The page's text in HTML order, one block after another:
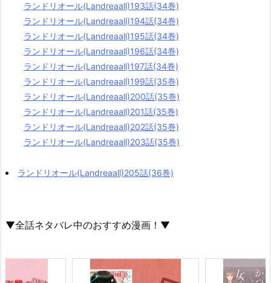
ランドリオール(Landreaall)193話(34巻)
ランドリオール(Landreaall)194話(34巻)
ランドリオール(Landreaall)195話(34巻)
ランドリオール(Landreaall)196話(34巻)
ランドリオール(Landreaall)197話(34巻)
ランドリオール(Landreaall)199話(35巻)
ランドリオール(Landreaall)200話(35巻)
ランドリオール(Landreaall)201話(35巻)
ランドリオール(Landreaall)202話(35巻)
ランドリオール(Landreaall)203話(35巻)
ランドリオール(Landreaall)205話(36巻)
▼全話ネタバレ中のおすすめ漫画！▼